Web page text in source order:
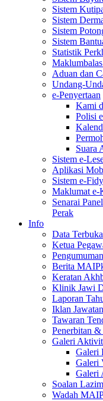
Sistem
Sistem
Sistem
Sistem
Statistik
Aduan dan
Undang-
e-Penyertaan
Kami
Polisi
Suara
Sistem e-
Aplikasi
Sistem e-
Maklumat
Senarai
Perak
Info
Data Terbuka
Ketua
Pengumuman
Berita
Keratan
Klinik Jawi
Laporan
Iklan
Tawaran
Penerbitan
Galeri
Galeri
Galeri
Galeri
Soalan Lazim
Wadah